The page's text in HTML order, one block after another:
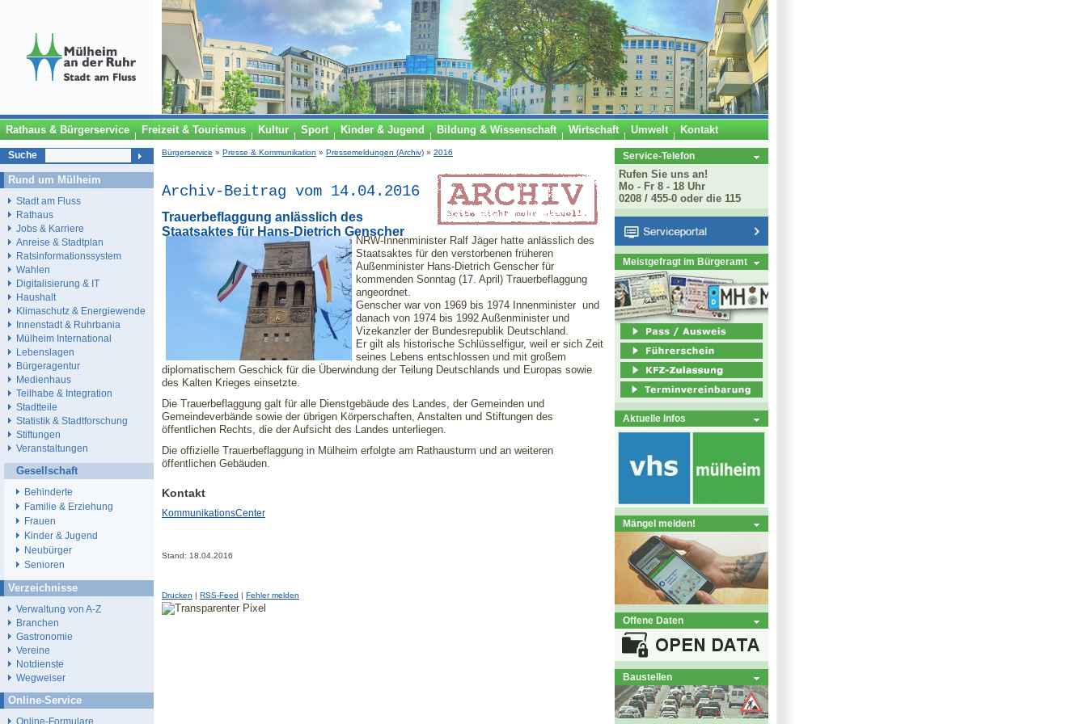
Rathaus & Bürgerservice Freizeit & Tourismus Kultur Sport Kinder & Jugend Bildung & Wissenschaft Wirtschaft Umwelt Kontakt
Bürgerservice » Presse & Kommunikation » Pressemeldungen (Archiv) » 2016
Archiv-Beitrag vom 14.04.2016
Trauerbeflaggung anlässlich des
Staatsaktes für Hans-Dietrich Genscher
NRW-Innenminister Ralf Jäger hatte anlässlich des
Staatsaktes für den verstorbenen früheren
Außenminister Hans-Dietrich Genscher für
kommenden Sonntag (17. April) Trauerbeflaggung
angeordnet.
Genscher war von 1969 bis 1974 Innenminister und
danach von 1974 bis 1992 Außenminister und
Vizekanzler der Bundesrepublik Deutschland.
Er gilt als historische Schlüsselfigur, weil er sich Zeit
seines Lebens entschlossen und mit großem
diplomatischem Geschick für die Überwindung der Teilung Deutschlands und Europas sowie
des Kalten Krieges einsetzte.
Die Trauerbeflaggung galt für alle Dienstgebäude des Landes, der Gemeinden und
Gemeindeverbände sowie der übrigen Körperschaften, Anstalten und Stiftungen des
öffentlichen Rechts, die der Aufsicht des Landes unterliegen.
Die offizielle Trauerbeflaggung in Mülheim erfolgte am Rathausturm und an weiteren
öffentlichen Gebäuden.
Kontakt
KommunikationsCenter
Stand: 18.04.2016
Drucken | RSS-Feed | Fehler melden
Service-Telefon
Rufen Sie uns an!
Mo - Fr 8 - 18 Uhr
0208 / 455-0 oder die 115
Meistgefragt im Bürgeramt
Aktuelle Infos
Mängel melden!
Offene Daten
Baustellen
Suche
Rund um Mülheim
Stadt am Fluss
Rathaus
Jobs & Karriere
Anreise & Stadtplan
Ratsinformationssystem
Wahlen
Digitalisierung & IT
Haushalt
Klimaschutz & Energiewende
Innenstadt & Ruhrbania
Mülheim International
Lebenslagen
Bürgeragentur
Medienhaus
Teilhabe & Integration
Stadtteile
Statistik & Stadtforschung
Stiftungen
Veranstaltungen
Gesellschaft
Behinderte
Familie & Erziehung
Frauen
Kinder & Jugend
Neubürger
Senioren
Verzeichnisse
Verwaltung von A-Z
Branchen
Gastronomie
Vereine
Notdienste
Wegweiser
Online-Service
Online-Formulare